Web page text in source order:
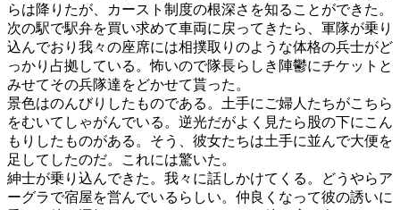
らは降りたが、カースト制度の根深さを知ることができた。
次の駅で駅弁を買い求めて車両に戻ってきたら、軍隊が乗り
込んでおり我々の座席には相撲取りのような体格の兵士がど
っかり占拠している。怖いので隊長らしき陣鬱にチケットと
みせてその兵隊達をどかせて貰った。
景色はのんびりしたものである。土手にご婦人たちがこちら
をむいてしゃがんでいる。逆光だがよく見たら股の下にこん
もりしたものがある。そう、彼女たちは土手に並んで大便を
足してしたのだ。これには驚いた。
紳士が乗り込んできた。我々に話しかけてくる。どうやらア
ーグラで宿屋を営んでいるらしい。仲良くなって彼の誘いに